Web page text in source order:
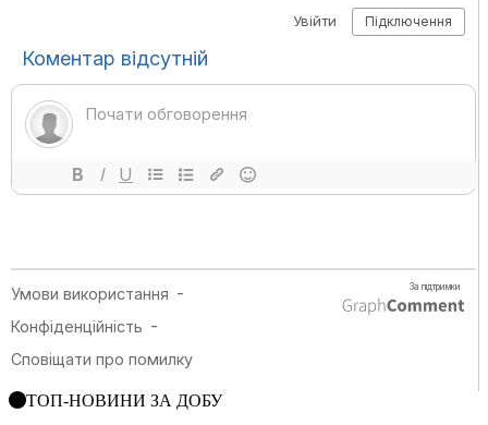
ТОП-НОВИНИ ЗА ДОБУ